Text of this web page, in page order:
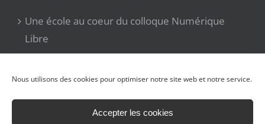
Nous utilisons des cookies pour optimiser notre site web et notre service.
Accepter les cookies
Une école au coeur du colloque Numérique
Libre
21 Nov 2025